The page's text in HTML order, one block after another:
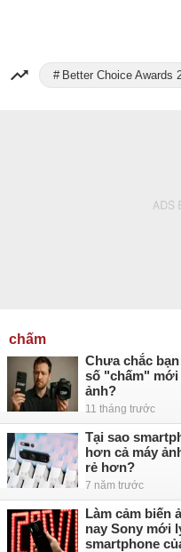
Better Choice Awards
chấm
Chưa chắc
số "chấm"
ảnh?
11 tháng trước
Tại sao
hơn cả máy
rẻ hơn?
7 năm trước
Làm cảm biến
nay Sony mới
smartphone